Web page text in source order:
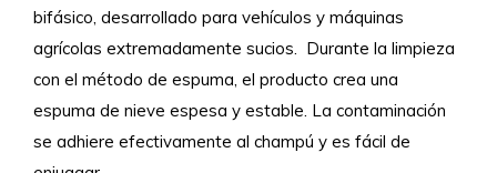
bifásico, desarrollado para vehículos y máquinas
agrícolas extremadamente sucios. Durante la limpieza
con el método de espuma, el producto crea una
espuma de nieve espesa y estable. La contaminación
se adhiere efectivamente al champú y es fácil de